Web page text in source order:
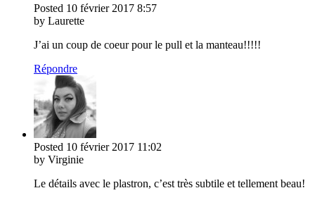
Posted 10 février 2017 8:57
by Laurette
J’ai un coup de coeur pour le pull et la manteau!!!!!
Répondre
Posted 10 février 2017 11:02
by Virginie
Le détails avec le plastron, c’est très subtile et tellement beau!